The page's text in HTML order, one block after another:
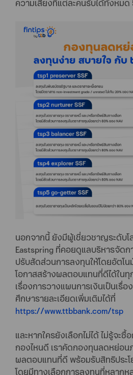
ความเสี่ยงที่แต่ละคนรับได้ทั้งหม
นอกจากนี้ ยังมีผู้เชี่ยวชาญระดับโ
Eastspring ที่คอยดูแลบริหารจัด
ปรับสัดส่วนการลงทุนให้โดยอัตโ
โอกาสสร้างผลตอบแทนที่ดีได้ในทุ
เรื่องการวางแผนการเงินเป็นเรื่
ศึกษารายละเอียดเพิ่มเติมได้ที่
https://www.ttbbank.com/tsp
และหากใครยังเลือกไม่ได้ ไม่รู้จะ
กองไหนดี เราคัดกองทุนลดหย่อน
ผลตอบแทนที่ดี พร้อมรับสิทธิประโ
โดยมีทางเลือกการลงทุนที่หลากห